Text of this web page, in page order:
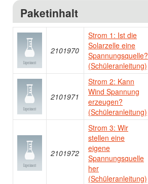
Paketinhalt
2101970
Strom 1: Ist die
Solarzelle eine
Spannungsquelle?
(Schüleranleitung)
2101971
Strom 2: Kann
Wind Spannung
erzeugen?
(Schüleranleitung)
2101972
Strom 3: Wir
stellen eine
eigene
Spannungsquelle
her
(Schüleranleitung)